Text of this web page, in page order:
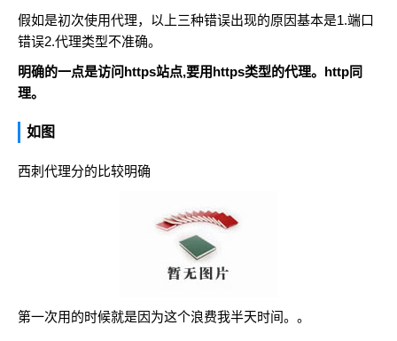
假如是初次使用代理，以上三种错误出现的原因基本是1.端口
错误2.代理类型不准确。
明确的一点是访问https站点,要用https类型的代理。http同
理。
如图
西刺代理分的比较明确
第一次用的时候就是因为这个浪费我半天时间。。